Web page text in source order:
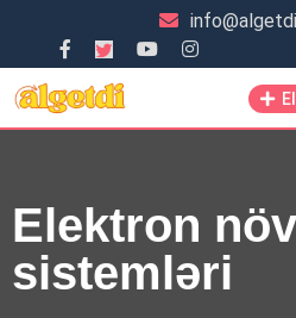
content
Elektron
sistemləri